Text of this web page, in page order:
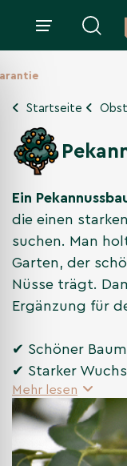
Startseite
Ein
die einen
suchen. Man
Garten, der
Nüsse trägt.
Ergänzung für
✔ Schöner
✔ Starker
Mehr lesen